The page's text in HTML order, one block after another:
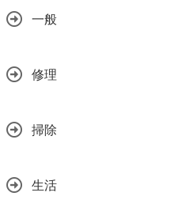
一般
修理
掃除
生活